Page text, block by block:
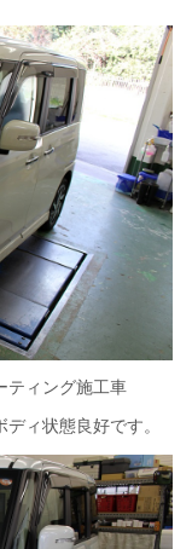
ティング施工車
ィ状態良好です。